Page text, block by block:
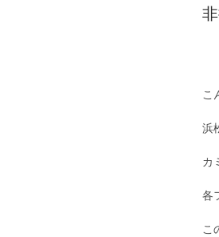
こ
浜
カ
各
こ